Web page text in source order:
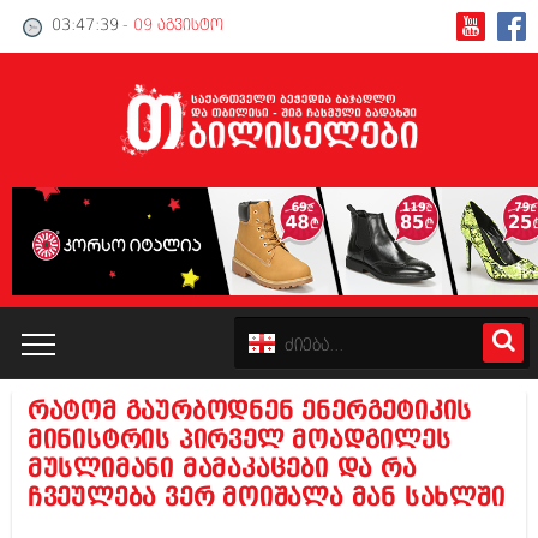
03:47:40 - 09 აგვისტო
კატალოგი
პოლიტიკა
რატომ გაურბოდნენ ენერგეტიკის
მინისტრის პირველ მოადგილეს
მუსლიმანი მამაკაცები და რა
ჩვეულება ვერ მოიშალა მან სახლში